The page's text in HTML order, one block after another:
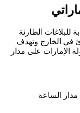
الطارئة
في الخارج وتهدف
الإمارات على مدار
الساعة